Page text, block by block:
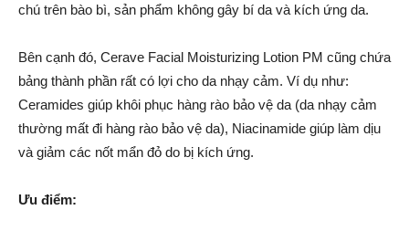
chú trên bào bì, sản phẩm không gây bí da và kích ứng da.
Bên cạnh đó, Cerave Facial Moisturizing Lotion PM cũng chứa
bảng thành phần rất có lợi cho da nhạy cảm. Ví dụ như:
Ceramides giúp khôi phục hàng rào bảo vệ da (da nhạy cảm
thường mất đi hàng rào bảo vệ da), Niacinamide giúp làm dịu
và giảm các nốt mẩn đỏ do bị kích ứng.
Ưu điểm: